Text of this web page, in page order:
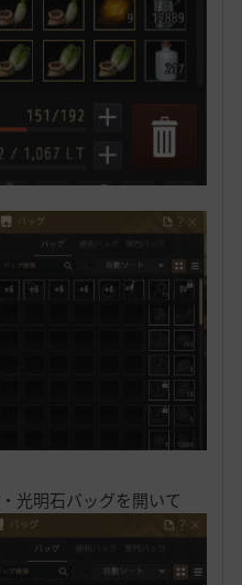
光明石バッグを開いて